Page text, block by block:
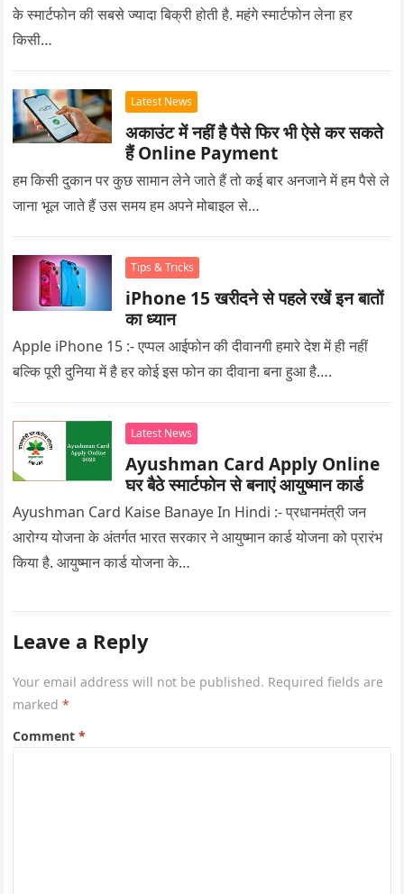
के स्मार्टफोन की सबसे ज्यादा बिक्री होती है. महंगे स्मार्टफोन लेना हर
किसी…
Latest News
अकाउंट में नहीं है पैसे फिर भी ऐसे कर सकते
हैं Online Payment
हम किसी दुकान पर कुछ सामान लेने जाते हैं तो कई बार अनजाने में हम पैसे ले
जाना भूल जाते हैं उस समय हम अपने मोबाइल से…
Tips & Tricks
iPhone 15 खरीदने से पहले रखें इन बातों
का ध्यान
Apple iPhone 15 :- एप्पल आईफोन की दीवानगी हमारे देश में ही नहीं
बल्कि पूरी दुनिया में है हर कोई इस फोन का दीवाना बना हुआ है….
Latest News
Ayushman Card Apply Online
घर बैठे स्मार्टफोन से बनाएं आयुष्मान कार्ड
Ayushman Card Kaise Banaye In Hindi :- प्रधानमंत्री जन
आरोग्य योजना के अंतर्गत भारत सरकार ने आयुष्मान कार्ड योजना को प्रारंभ
किया है. आयुष्मान कार्ड योजना के…
Leave a Reply
Your email address will not be published. Required fields are
marked*
Comment*